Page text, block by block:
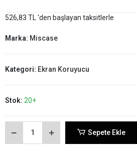
526,83 TL 'den başlayan taksitlerle
Marka: Miscase
Kategori: Ekran Koruyucu
Stok: 20+
Sepete Ekle